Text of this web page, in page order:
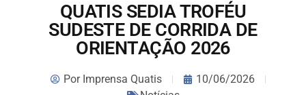
QUATIS SEDIA TROFÉU
SUDESTE DE CORRIDA DE
ORIENTAÇÃO 2026
PorImprensa Quatis
10/06/2026